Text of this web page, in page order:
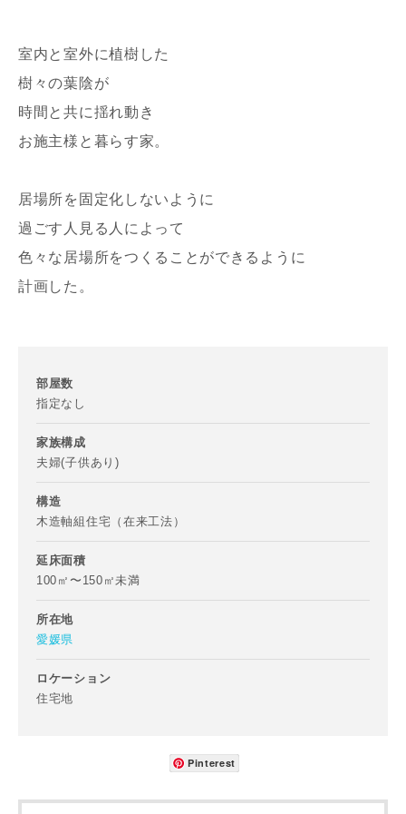
室内と室外に植樹した
樹々の葉陰が
時間と共に揺れ動き
お施主様と暮らす家。
居場所を固定化しないように
過ごす人見る人によって
色々な居場所をつくることができるように
計画した。
部屋数
指定なし
家族構成
夫婦(子供あり)
構造
木造軸組住宅（在来工法）
延床面積
100㎡〜150㎡未満
所在地
愛媛県
ロケーション
住宅地
Pinterest
お名前
メールアドレス
ご住所
都道府県